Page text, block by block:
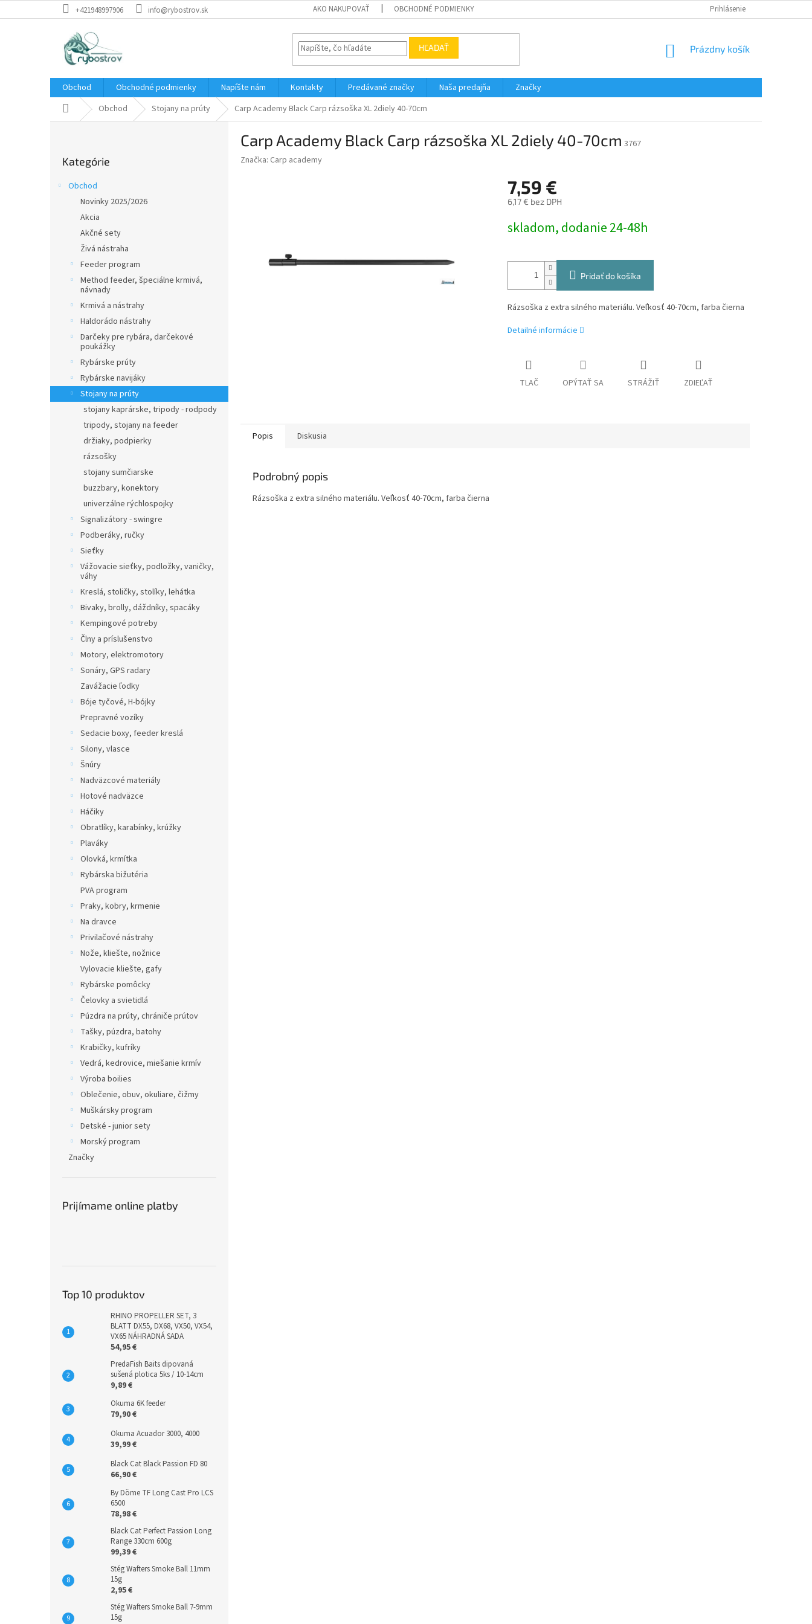
na
+421948997906 info@rybostrov.sk AKO NAKUPOVAŤ OBCHODNÉ PODMIENKY Prihlásenie
HĽADAŤ
NÁKUPNÝ
Prázdny košík
Obchod Obchodné podmienky Napíšte nám Kontakty Predávané značky Naša predajňa
Značky
Domov Obchod Stojany na prúty Carp Academy Black Carp rázsoška XL 2diely 40-70cm
kategórie
Kategórie
Obchod
Novinky 2025/2026
Akcia
Akčné sety
Živá nástraha
Feeder program
Method feeder, špeciálne krmivá,
návnady
Krmivá a nástrahy
Haldorádo nástrahy
Darčeky pre rybára, darčekové
poukážky
Rybárske prúty
Rybárske navijáky
Stojany na prúty
stojany kaprárske, tripody - rodpody
tripody, stojany na feeder
držiaky, podpierky
rázsošky
stojany sumčiarske
buzzbary, konektory
univerzálne rýchlospojky
Signalizátory - swingre
Podberáky, ručky
Sieťky
Vážovacie sieťky, podložky, vaničky,
váhy
Kreslá, stoličky, stolíky, lehátka
Bivaky, brolly, dáždníky, spacáky
Kempingové potreby
Člny a príslušenstvo
Motory, elektromotory
Sonáry, GPS radary
Zavážacie ľodky
Bóje tyčové, H-bójky
Prepravné vozíky
Sedacie boxy, feeder kreslá
Silony, vlasce
Šnúry
Nadväzcové materiály
Hotové nadväzce
Háčiky
Obratlíky, karabínky, krúžky
Plaváky
Olovká, krmítka
Rybárska bižutéria
PVA program
Praky, kobry, krmenie
Na dravce
Privilačové nástrahy
Nože, kliešte, nožnice
Vylovacie kliešte, gafy
Rybárske pomôcky
Čelovky a svietidlá
Púzdra na prúty, chrániče prútov
Tašky, púzdra, batohy
Krabičky, kufríky
Vedrá, kedrovice, miešanie krmív
Výroba boilies
Oblečenie, obuv, okuliare, čižmy
Muškársky program
Detské - junior sety
Morský program
Značky
Prijímame online platby
Top 10 produktov
RHINO PROPELLER SET, 3
BLATT DX55, DX68, VX50, VX54,
VX65 NÁHRADNÁ SADA
54,95 €
PredaFish Baits dipovaná
sušená plotica 5ks / 10-14cm
9,89 €
Okuma 6K feeder
79,90 €
Okuma Acuador 3000, 4000
39,99 €
Black Cat Black Passion FD 80
66,90 €
By Döme TF Long Cast Pro LCS
6500
78,98 €
Black Cat Perfect Passion Long
Range 330cm 600g
99,39 €
Stég Wafters Smoke Ball 11mm
15g
2,95 €
Stég Wafters Smoke Ball 7-9mm
15g
Carp Academy Black Carp rázsoška XL 2diely 40-70cm 3767
Značka: Carp academy
7,59 €
6,17 € bez DPH
cena:
skladom, dodanie 24-48h
Pridať do košíka
Rázsoška z extra silného materiálu. Veľkosť 40-70cm, farba čierna
Detailné informácie
TLAČ OPÝTAŤ SA STRÁŽIŤ ZDIEĽAŤ
Popis Diskusia
Podrobný popis
Rázsoška z extra silného materiálu. Veľkosť 40-70cm, farba čierna